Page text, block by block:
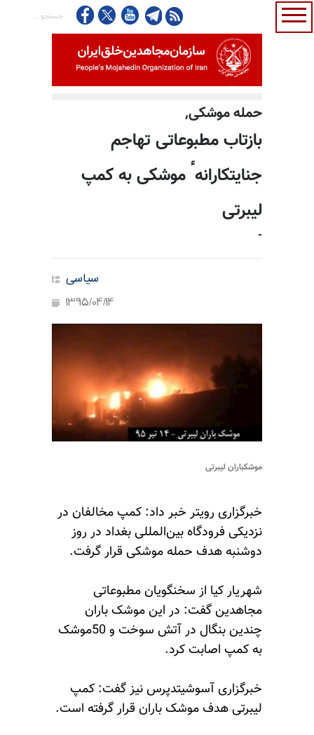
حمله موشكى,
بازتاب مطبوعاتی تهاجم
جنایتکارانهٴ موشکی به کمپ
لیبرتی
-
سیاسی
1395/04/14
موشکباران لیبرتی
خبرگزاری رویتر خبر داد: کمپ مخالفان در
نزدیکی فرودگاه بین‌المللی بغداد در روز
دوشنبه هدف حمله موشکی قرار گرفت.
شهریار کیا از سخنگویان مطبوعاتی
مجاهدین گفت: در این موشک باران
چندین بنگال در آتش سوخت و 50موشک
به کمپ اصابت کرد.
خبرگزاری آسوشیتدپرس نیز گفت: کمپ
لیبرتی هدف موشک باران قرار گرفته است.